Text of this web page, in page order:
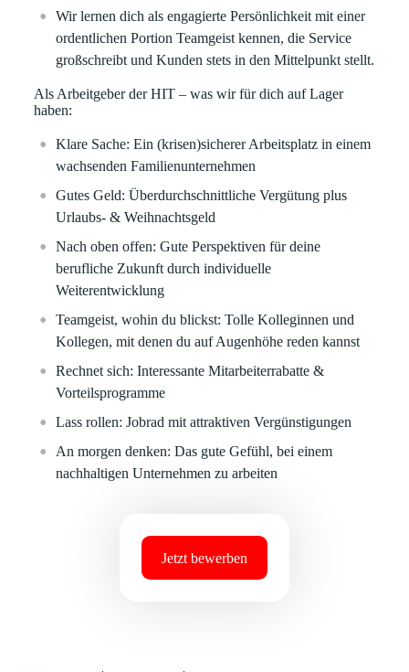
Wir lernen dich als engagierte Persönlichkeit mit einer
ordentlichen Portion Teamgeist kennen, die Service
großschreibt und Kunden stets in den Mittelpunkt stellt.
Als Arbeitgeber der HIT – was wir für dich auf Lager
haben:
Klare Sache:Ein (krisen)sicherer Arbeitsplatz in einem
wachsenden Familienunternehmen
Gutes Geld:Überdurchschnittliche Vergütung plus
Urlaubs- & Weihnachtsgeld
Nach oben offen:Gute Perspektiven für deine
berufliche Zukunft durch individuelle
Weiterentwicklung
Teamgeist, wohin du blickst:Tolle Kolleginnen und
Kollegen, mit denen du auf Augenhöhe reden kannst
Rechnet sich:Interessante Mitarbeiterrabatte &
Vorteilsprogramme
Lass rollen:Jobrad mit attraktiven Vergünstigungen
An morgen denken:Das gute Gefühl, bei einem
nachhaltigen Unternehmen zu arbeiten
Jetzt bewerben